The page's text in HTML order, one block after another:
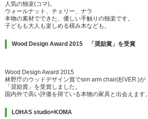
人気の独楽(コマ)。
ウォールナット、チェリー、ナラ
本物の素材でできた、優しい手触りの独楽です。
子どもも大人も楽しめる積み木なども。
Wood Design Award 2015 「奨励賞」を受賞
Wood Design Award 2015
林野庁のウッドデザイン賞でsim arm chair(杉VER.)が
「奨励賞」を受賞しました。
国内外で高い評価を得ている本物の家具と出会えます。
LOHAS studio×KOMA